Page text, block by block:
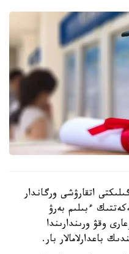
اتقارۋشى ورگاندار
ءبىلىم بەرۋ
وقۋ ورىندارىندا
باعدارلامالار بار.